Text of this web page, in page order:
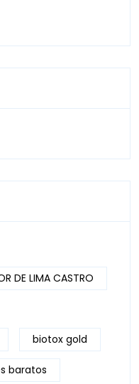
DE LIMA CASTRO
biotox gold
baratos